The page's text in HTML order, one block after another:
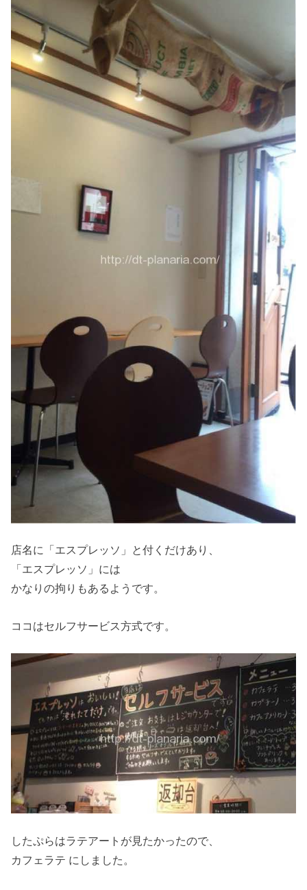
店名に「エスプレッソ」と付くだけあり、
「エスプレッソ」には
かなりの拘りもあるようです。
ココはセルフサービス方式です。
したぷらはラテアートが見たかったので、
カフェラテ にしました。